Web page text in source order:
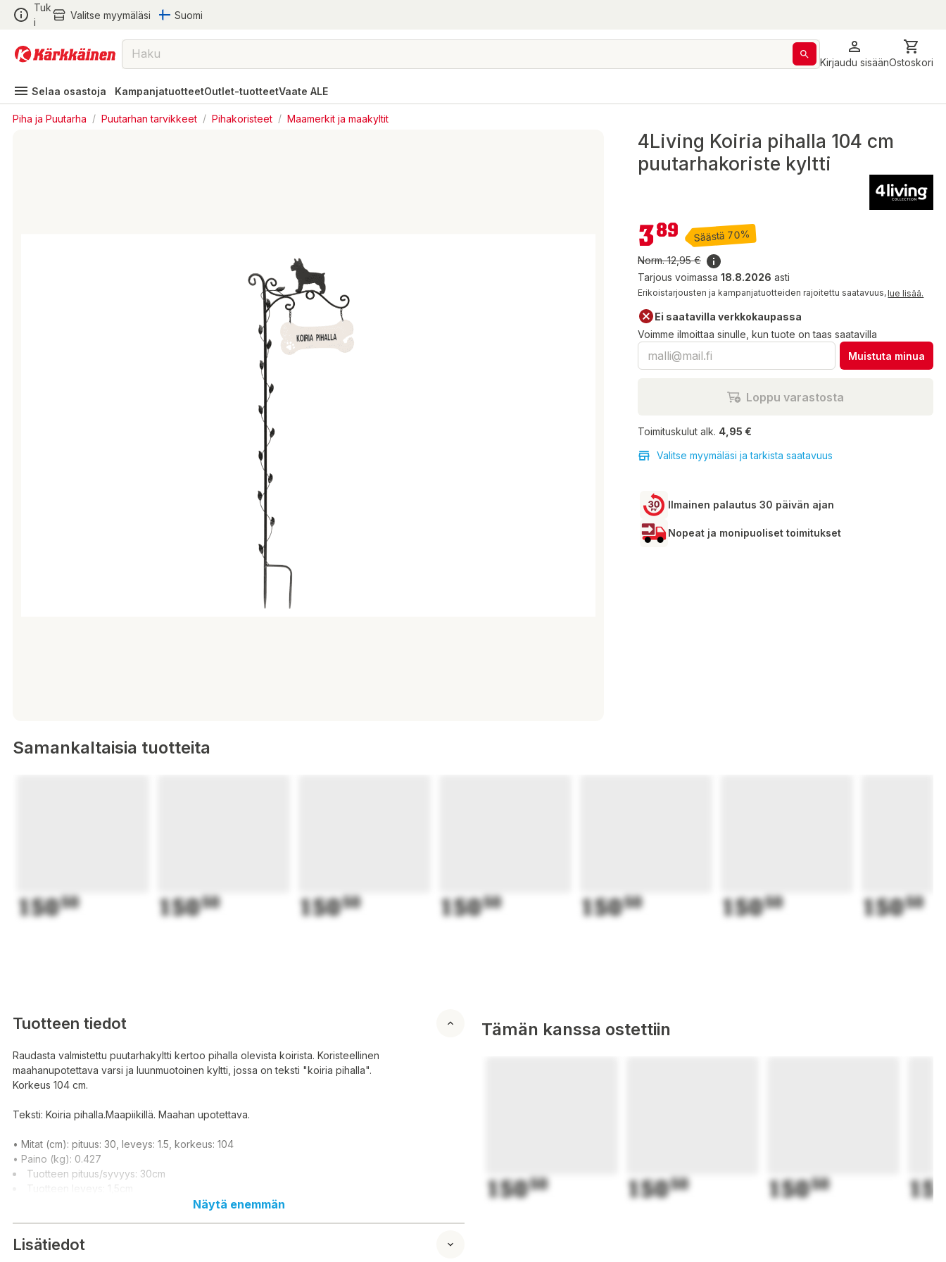
Tuk
i
Valitse myymäläsi Suomi
Kirjaudu sisäänOstoskori
Selaa osastoja KampanjatuotteetOutlet-tuotteetVaate ALE
Piha ja Puutarha / Puutarhan tarvikkeet / Pihakoristeet / Maamerkit ja maakyltit
4Living Koiria pihalla 104 cm
puutarhakoriste kyltti
3,89 €
389 Säästä 70%
Norm.12,95 €
Tarjous voimassa 18.8.2026 asti
Erikoistarjousten ja kampanjatuotteiden rajoitettu saatavuus,lue lisää.
Ei saatavilla verkkokaupassa
Voimme ilmoittaa sinulle, kun tuote on taas saatavilla
Muistuta minua
Loppu varastosta
Toimituskulut alk. 4,95 €
Valitse myymäläsi ja tarkista saatavuus
Ilmainen palautus 30 päivän ajan
Nopeat ja monipuoliset toimitukset
Samankaltaisia tuotteita
15050 15050 15050 15050 15050 15050 15050
Tuotteen tiedot
Raudasta valmistettu puutarhakyltti kertoo pihalla olevista koirista. Koristeellinen
maahanupotettava varsi ja luunmuotoinen kyltti, jossa on teksti "koiria pihalla".
Korkeus 104 cm.
Teksti: Koiria pihalla.Maapiikillä. Maahan upotettava.
• Mitat (cm): pituus: 30, leveys: 1.5, korkeus: 104
• Paino (kg): 0.427
Tuotteen pituus/syvyys: 30cm
Tuotteen leveys: 1,5cm
Trädgårdsskylten i järn berättar om hundarna i trädgården. En dekorativ knock-
Näytä enemmän
Lisätiedot
Tämän kanssa ostettiin
15050 15050 15050